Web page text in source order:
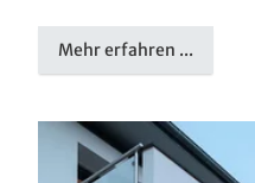
Mehr erfahren ...